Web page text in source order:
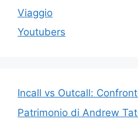
Viaggio
Youtubers
Incall vs Outcall:
Patrimonio di Andrew